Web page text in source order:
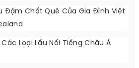
Đậm Chất Quê Của Gia Đình Việt
Các Loại Lẩu Nổi Tiếng Châu Á